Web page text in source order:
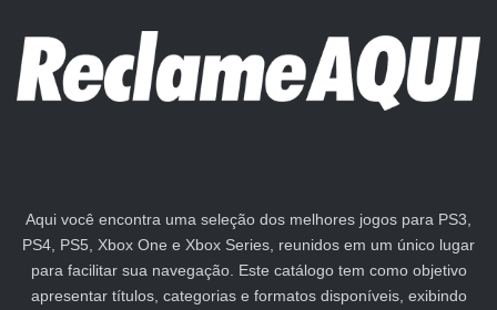
Aqui você encontra uma seleção dos melhores jogos para PS3,
PS4, PS5, Xbox One e Xbox Series, reunidos em um único lugar
para facilitar sua navegação. Este catálogo tem como objetivo
apresentar títulos, categorias e formatos disponíveis, exibindo